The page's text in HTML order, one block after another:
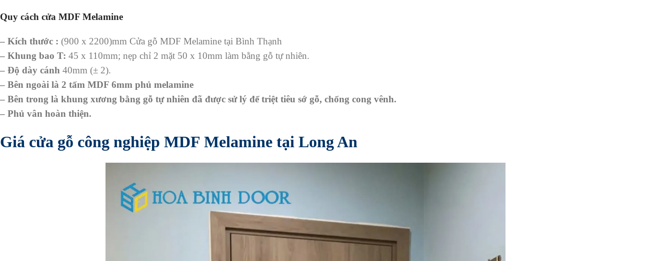
Quy cách cửa MDF Melamine
– Kích thước : (900 x 2200)mm Cửa gỗ MDF Melamine tại Bình Thạnh
– Khung bao T: 45 x 110mm; nẹp chỉ 2 mặt 50 x 10mm làm bằng gỗ tự nhiên.
– Độ dày cánh 40mm (± 2).
– Bên ngoài là 2 tấm MDF 6mm phủ melamine
– Bên trong là khung xương bằng gỗ tự nhiên đã được sử lý để triệt tiêu sớ gỗ, chống cong vênh.
– Phủ vân hoàn thiện.
Giá cửa gỗ công nghiệp MDF Melamine tại Long An